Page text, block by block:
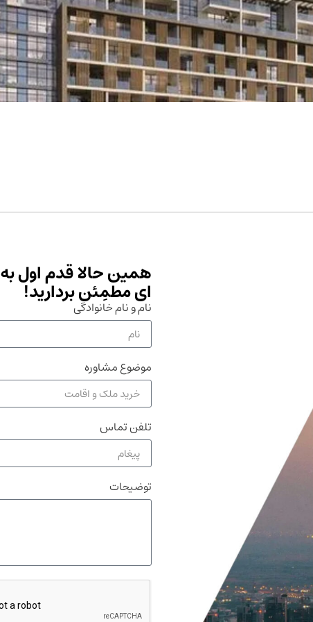
همین حالا قدم اول
ای مطمِئن بردارید!
نام و نام خانوادگی
موضوع مشاوره
تلفن تماس
توضیحات